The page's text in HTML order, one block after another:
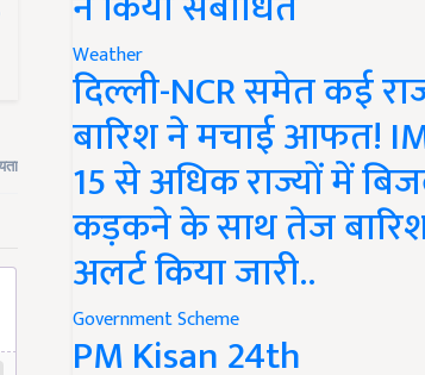
Weather
दिल्ली-NCR समेत कई
बारिश ने मचाई आफत!
15 से अधिक राज्यों में
कड़कने के साथ तेज
अलर्ट किया जारी..
Government Scheme
PM Kisan 24th